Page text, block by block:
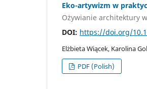
Eko-artywizm w
Ożywianie architektury
DOI: https://doi.org/
Elżbieta Wiącek, Karolina
PDF (Polish)